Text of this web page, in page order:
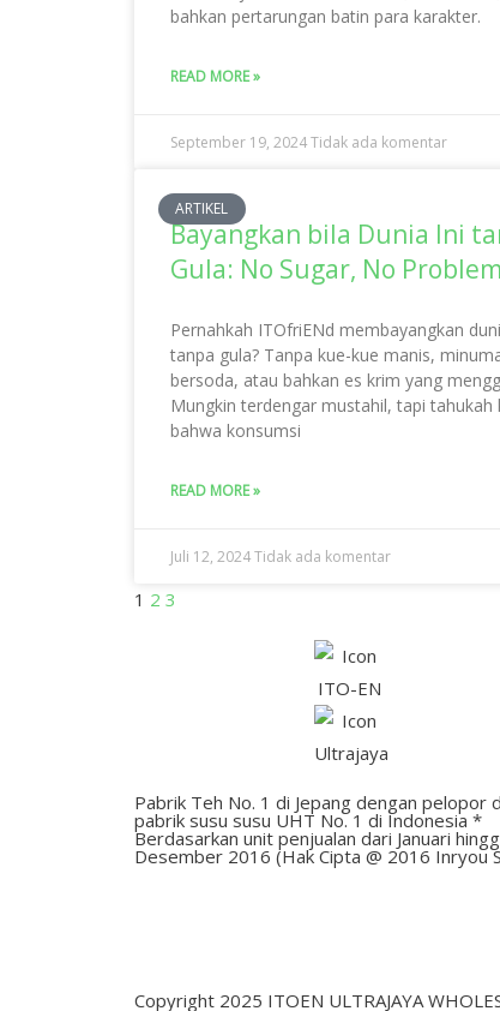
bahkan pertarungan batin para karakter.
READ MORE »
September 19, 2024Tidak ada komentar
ARTIKEL
Bayangkan bila Dunia Ini
Gula: No Sugar, No
Pernahkah ITOfriENd membayangkan
tanpa gula? Tanpa kue-kue manis,
bersoda, atau bahkan es krim yang
Mungkin terdengar mustahil, tapi tahukah
bahwa konsumsi
READ MORE »
Juli 12, 2024Tidak ada komentar
1 2 3
Pabrik Teh No. 1 di Jepang dengan pelopor
pabrik susu susu UHT No. 1 di Indonesia *
Berdasarkan unit penjualan dari Januari
Desember 2016 (Hak Cipta @ 2016 Inryou
Copyright 2025 ITOEN ULTRAJAYA